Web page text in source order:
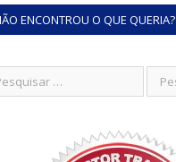
ENCONTROU O QUE QUERIA?